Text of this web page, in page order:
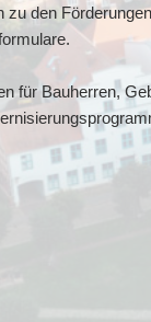
zu den
für Bauherren,